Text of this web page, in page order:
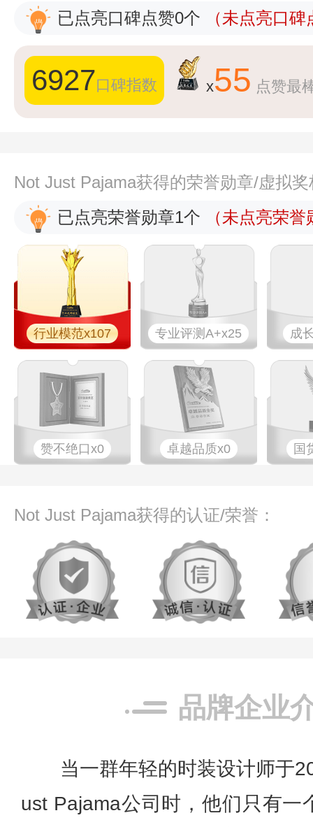
已点亮口碑点赞0个
（未点亮口
6927口碑指数 x55 点赞最
Not Just Pajama获得的荣誉勋章/虚拟
已点亮荣誉勋章1个
（未点亮荣
行业模范x107 专业评测A+x25 成
赞不绝口x0 卓越品质x0 国
Not Just Pajama获得的认证/荣誉：
品牌企业
当一群年轻的时装设计师于
ust Pajama公司时，他们只有